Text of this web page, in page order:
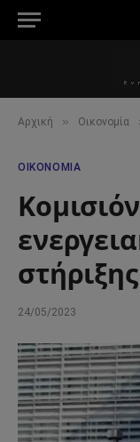
Αρχική » Οικονομία
ΟΙΚΟΝΟΜΊΑ
24/05/2023